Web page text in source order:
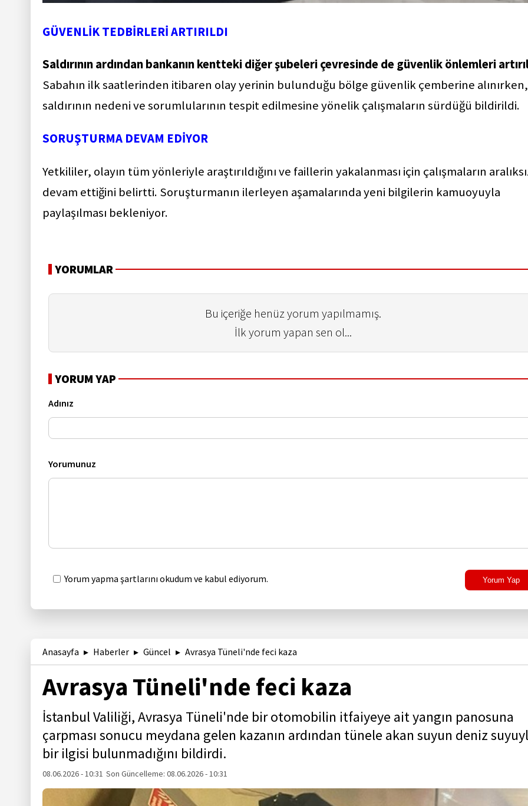
GÜVENLİK TEDBİRLERİ ARTIRILDI
Saldırının ardından bankanın kentteki diğer şubeleri çevresinde de güvenlik önlemleri
Sabahın ilk saatlerinden itibaren olay yerinin bulunduğu bölge güvenlik çemberine alınırken,
saldırının nedeni ve sorumlularının tespit edilmesine yönelik çalışmaların sürdüğü bildirildi.
SORUŞTURMA DEVAM EDİYOR
Yetkililer, olayın tüm yönleriyle araştırıldığını ve faillerin yakalanması için çalışmaların
devam ettiğini belirtti. Soruşturmanın ilerleyen aşamalarında yeni bilgilerin kamuoyuyla
paylaşılması bekleniyor.
YORUMLAR
Bu içeriğe henüz yorum yapılmamış.
İlk yorum yapan sen ol...
YORUM YAP
Adınız
Yorumunuz
Yorum yapma şartlarını okudum ve kabul ediyorum. Yorum Yap
Anasayfa Haberler Güncel Avrasya Tüneli'nde feci kaza
Avrasya Tüneli'nde feci kaza
İstanbul Valiliği, Avrasya Tüneli'nde bir otomobilin itfaiyeye ait yangın panosuna
çarpması sonucu meydana gelen kazanın ardından tünele akan suyun deniz
bir ilgisi bulunmadığını bildirdi.
08.06.2026 - 10:31 Son Güncelleme:08.06.2026 - 10:31